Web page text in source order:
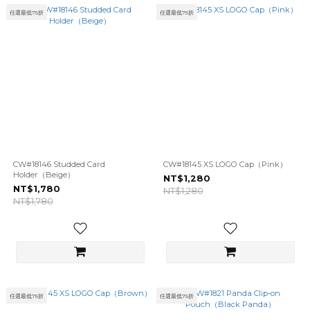
任選最低75折
CW#18146 Studded Card
Holder（Beige）
NT$1,780
NT$1,780
任選最低75折
CW#18145 XS LOGO Cap（Pink）
NT$1,280
NT$1,280
任選最低75折 任選最低75折